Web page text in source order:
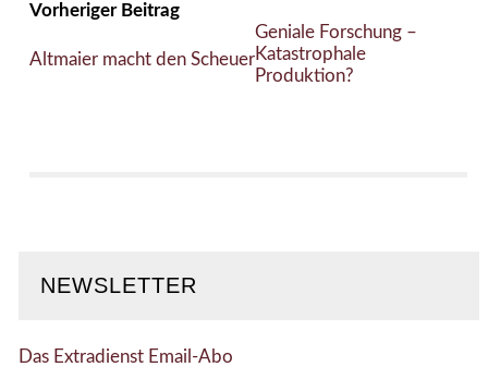
Vorheriger Beitrag
Altmaier macht den Scheuer
Geniale Forschung –
Katastrophale
Produktion?
NEWSLETTER
Das Extradienst Email-Abo